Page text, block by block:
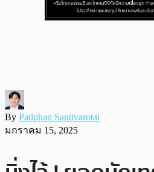
By Patiphan Santivarotai
มกราคม 15, 2025